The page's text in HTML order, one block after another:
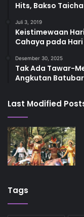
Hits, Bakso
Juli 3, 2019
Keistimewaan
Cahaya pada
Desember 30, 2025
Tak Ada Tawar-
Angkutan
Last Modified
Tags